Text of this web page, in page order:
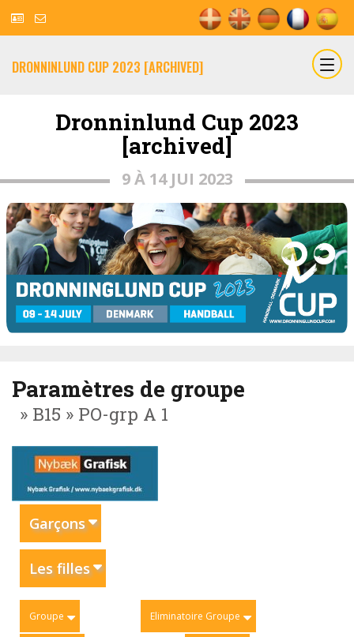
DRONNINLUND CUP 2023 [ARCHIVED]
Dronninlund Cup 2023
[archived]
9 À 14 JUI 2023
Paramètres de groupe
» B15 » PO-grp A 1
Garçons
Les filles
Groupe Eliminatoire Groupe